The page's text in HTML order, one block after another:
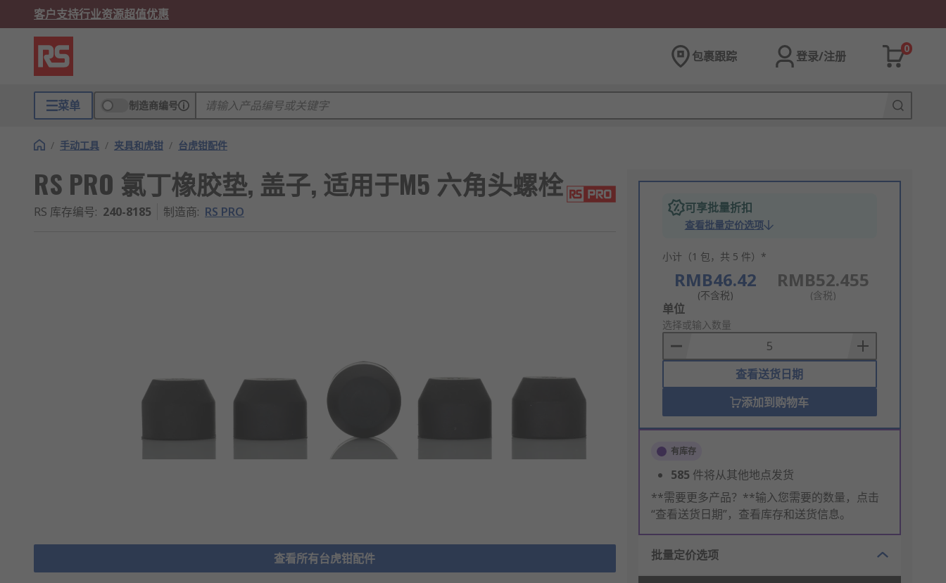
客户支持行业资源超值优惠
包裹跟踪 登录/注册
0
菜单 制造商编号
/ 手动工具 / 夹具和虎钳 / 台虎钳配件
RS PRO 氯丁橡胶垫, 盖子, 适用于M5 六角头螺栓
RS 库存编号: 240-8185 制造商: RS PRO
查看所有台虎钳配件
可享批量折扣
查看批量定价选项
小计（1 包，共 5 件）*
RMB46.42
(不含税)
RMB52.455
(含税)
Add
to
Basket
单位
选择或输入数量
查看送货日期
添加到购物车
有库存
585 件将从其他地点发货
**需要更多产品？**输入您需要的数量，点击
“查看送货日期”，查看库存和送货信息。
批量定价选项